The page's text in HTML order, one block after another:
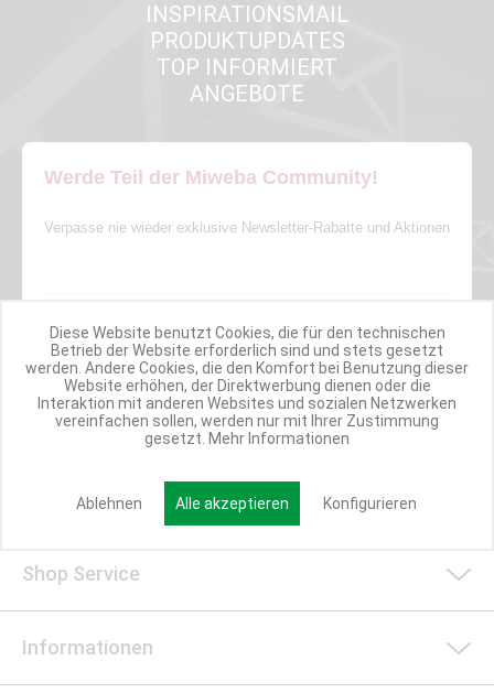
INSPIRATIONSMAIL
PRODUKTUPDATES
TOP INFORMIERT
ANGEBOTE
Werde Teil der Miweba Community!
Verpasse nie wieder exklusive Newsletter-Rabatte und Aktionen
Anmelden
Kundenservice/Widerruf
Shop Service
Informationen
Diese Website benutzt Cookies, die für den technischen
Betrieb der Website erforderlich sind und stets gesetzt
werden. Andere Cookies, die den Komfort bei Benutzung dieser
Website erhöhen, der Direktwerbung dienen oder die
Interaktion mit anderen Websites und sozialen Netzwerken
vereinfachen sollen, werden nur mit Ihrer Zustimmung
gesetzt. Mehr Informationen
Ablehnen Alle akzeptieren Konfigurieren